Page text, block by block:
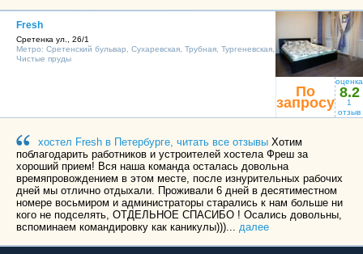
Fresh
Сретенка ул., 26/1
Метро: Сретенский бульвар Сухаревская Трубная Тургеневская
Чистые пруды
По
запросу
оценка
8.2
1
отзыв
хостел Fresh в Петербурге, читать все отзывы Хотим
поблагодарить работников и устроителей хостела Фреш за
хороший прием! Вся наша команда осталась довольна
времяпровождением в этом месте, после изнурительных рабочих
дней мы отлично отдыхали. Проживали 6 дней в десятиместном
номере восьмиром и администраторы старались к нам больше ни
кого не подселять, ОТДЕЛЬНОЕ СПАСИБО ! Осались довольны,
вспоминаем командировку как каникулы)))... далее